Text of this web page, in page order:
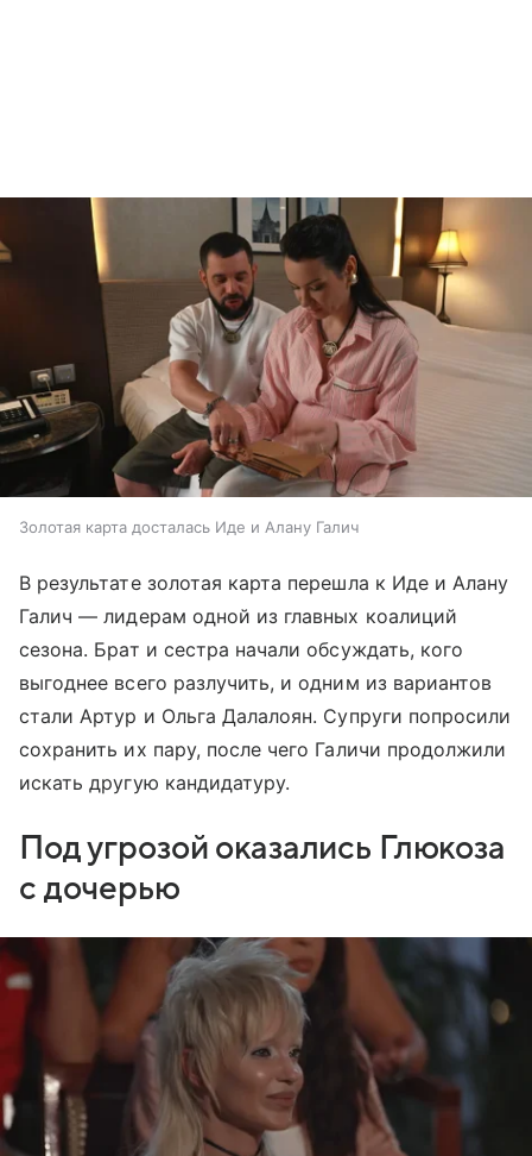
Золотая карта досталась Иде и Алану Галич
В результате золотая карта перешла к Иде и Алану
Галич — лидерам одной из главных коалиций
сезона. Брат и сестра начали обсуждать, кого
выгоднее всего разлучить, и одним из вариантов
стали Артур и Ольга Далалоян. Супруги попросили
сохранить их пару, после чего Галичи продолжили
искать другую кандидатуру.
Под угрозой оказались Глюкоза
с дочерью